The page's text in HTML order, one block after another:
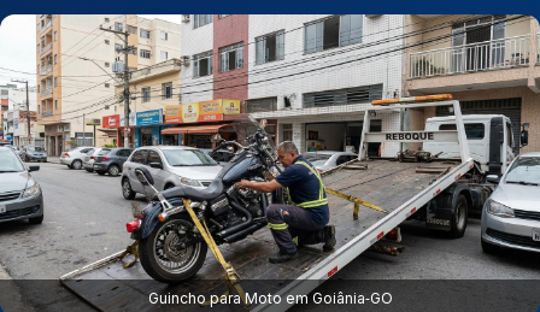
Guincho para Moto em Goiânia‑GO